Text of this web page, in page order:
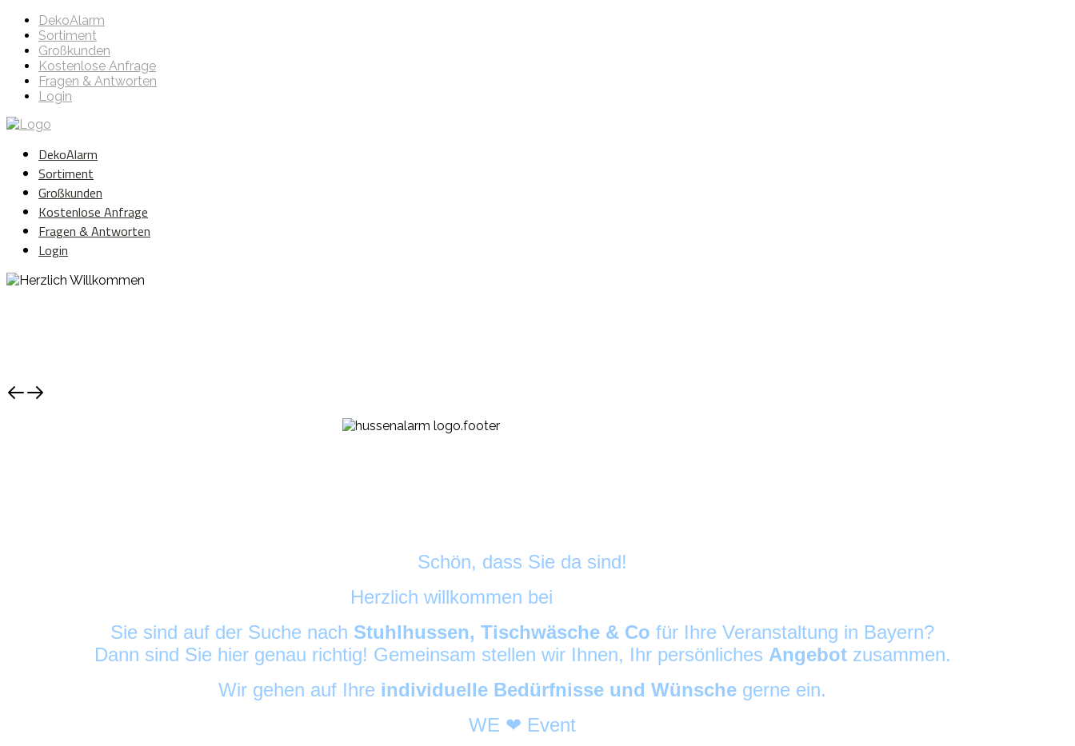
DekoAlarm
Sortiment
Großkunden
Kostenlose Anfrage
Fragen & Antworten
Login
DekoAlarm
Sortiment
Großkunden
Kostenlose Anfrage
Fragen & Antworten
Login
Schön, dass Sie da sind!
Herzlich willkommen bei
Sie sind auf der Suche nach Stuhlhussen, Tischwäsche & Co für Ihre Veranstaltung in Bayern?
Dann sind Sie hier genau richtig! Gemeinsam stellen wir Ihnen, Ihr persönliches Angebot zusammen.
Wir gehen auf Ihre individuelle Bedürfnisse und Wünsche gerne ein.
WE ❤ Event